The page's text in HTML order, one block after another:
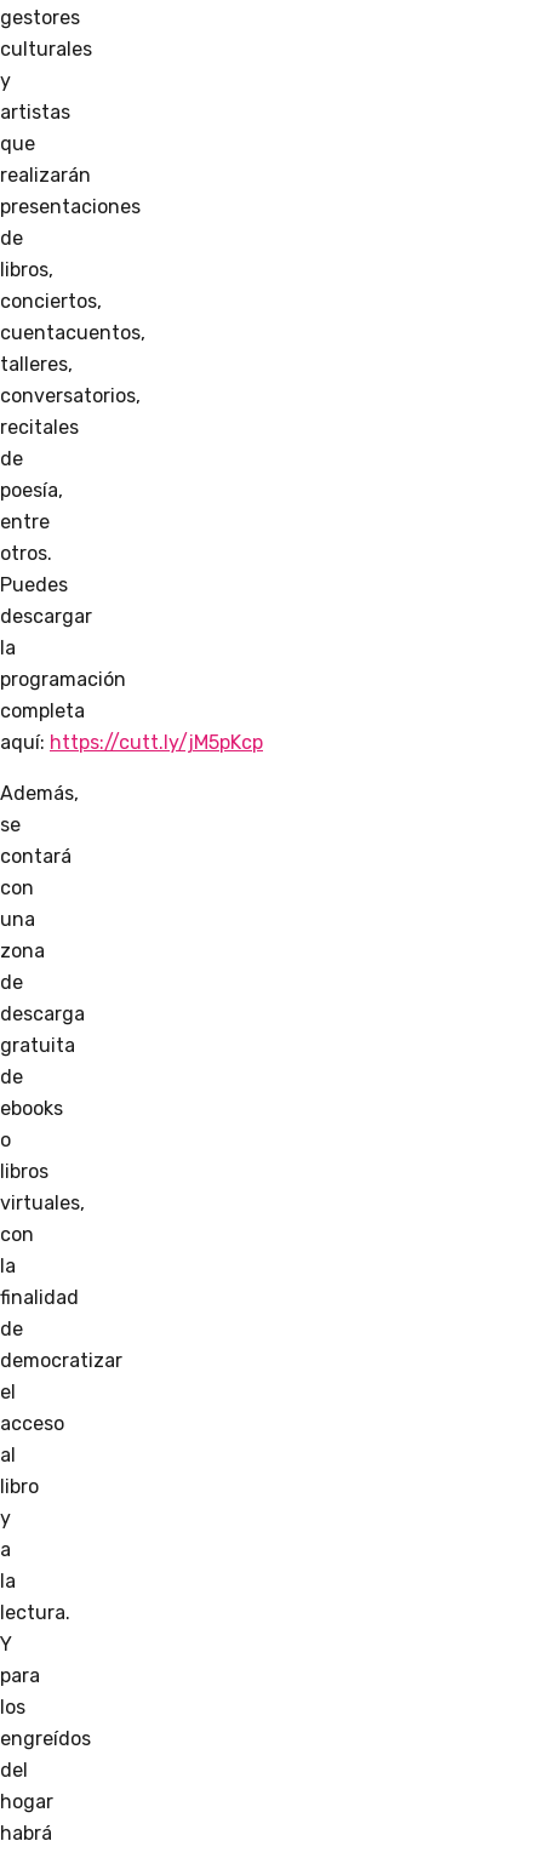
gestores
culturales
y
artistas
que
realizarán
presentaciones
de
libros,
conciertos,
cuentacuentos,
talleres,
conversatorios,
recitales
de
poesía,
entre
otros.
Puedes
descargar
la
programación
completa
aquí: https://cutt.ly/jM5pKcp
Además,
se
contará
con
una
zona
de
descarga
gratuita
de
ebooks
o
libros
virtuales,
con
la
finalidad
de
democratizar
el
acceso
al
libro
y
a
la
lectura.
Y
para
los
engreídos
del
hogar
habrá